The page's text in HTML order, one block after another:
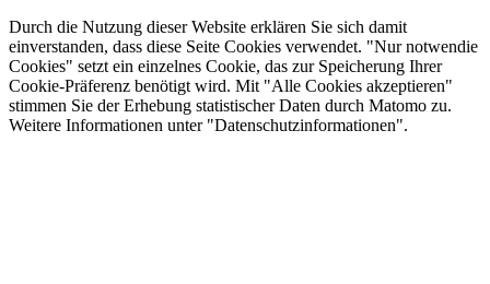
Durch die Nutzung dieser Website erklären Sie sich damit
einverstanden, dass diese Seite Cookies verwendet. "Nur notwendie
Cookies" setzt ein einzelnes Cookie, das zur Speicherung Ihrer
Cookie-Präferenz benötigt wird. Mit "Alle Cookies akzeptieren"
stimmen Sie der Erhebung statistischer Daten durch Matomo zu.
Weitere Informationen unter "Datenschutzinformationen".